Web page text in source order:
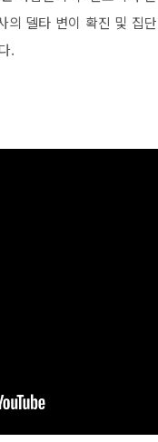
델타 변이 확진 및 집
.